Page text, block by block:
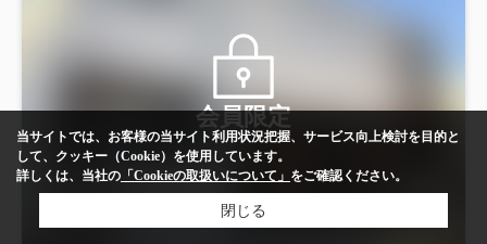
会員限定
当サイトでは、お客様の当サイト利用状況把握、サービス向上検討を目的と
して、クッキー（Cookie）を使用しています。
詳しくは、当社の 「Cookieの取扱いについて」 をご確認ください。
閉じる